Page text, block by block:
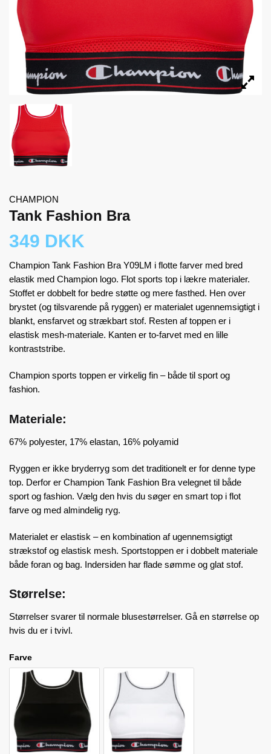
CHAMPION
Tank Fashion Bra
349 DKK
Champion Tank Fashion Bra Y09LM i flotte farver med bred
elastik med Champion logo. Flot sports top i lækre materialer.
Stoffet er dobbelt for bedre støtte og mere fasthed. Hen over
brystet (og tilsvarende på ryggen) er materialet ugennemsigtigt i
blankt, ensfarvet og strækbart stof. Resten af toppen er i
elastisk mesh-materiale. Kanten er to-farvet med en lille
kontraststribe.
Champion sports toppen er virkelig fin – både til sport og
fashion.
Materiale:
67% polyester, 17% elastan, 16% polyamid
Ryggen er ikke bryderryg som det traditionelt er for denne type
top. Derfor er Champion Tank Fashion Bra velegnet til både
sport og fashion. Vælg den hvis du søger en smart top i flot
farve og med almindelig ryg.
Materialet er elastisk – en kombination af ugennemsigtigt
strækstof og elastisk mesh. Sportstoppen er i dobbelt materiale
både foran og bag. Indersiden har flade sømme og glat stof.
Størrelse:
Størrelser svarer til normale blusestørrelser. Gå en størrelse op
hvis du er i tvivl.
Farve